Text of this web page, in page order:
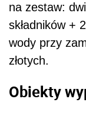
na zestaw:
składników +
wody przy
złotych.
Obiekty